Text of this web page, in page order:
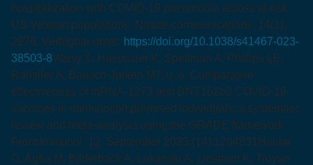
hospitalization with COVID-19 pneumonia across at-risk
US Veteran populations. Nature communications, 14(1),
2976. Verfügbar unter: https://doi.org/10.1038/s41467-023-
38503-8Wang X, Haeussler K, Spellman A, Phillips LE,
Ramiller A, Bausch-Jurken MT, u. a. Comparative
effectiveness of mRNA-1273 and BNT162b2 COVID-19
vaccines in immunocompromised individuals: a systematic
review and meta-analysis using the GRADE framework.
Front Immunol. 12. September 2023;(14):1204831 Haidar
G, Agha M, Bilderback A, Lukanski A, Linstrum K, Troyan